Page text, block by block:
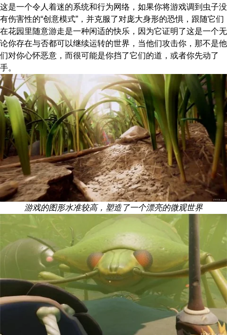
这是一个令人着迷的系统和行为网络，如果你将游戏调到虫子没
有伤害性的“创意模式”，并克服了对庞大身形的恐惧，跟随它们
在花园里随意游走是一种闲适的快乐，因为它证明了这是一个无
论你存在与否都可以继续运转的世界，当他们攻击你，那不是他
们对你心怀恶意，而很可能是你挡了它们的道，或者你先动了
手。
游戏的图形水准较高，塑造了一个漂亮的微观世界